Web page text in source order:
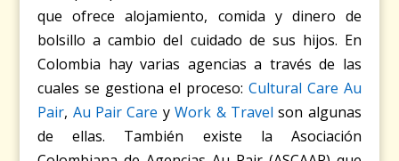
que ofrece alojamiento, comida y dinero de
bolsillo a cambio del cuidado de sus hijos. En
Colombia hay varias agencias a través de las
cuales se gestiona el proceso: Cultural Care Au
Pair, Au Pair Care yWork & Travelson algunas
de ellas. También existe la Asociación